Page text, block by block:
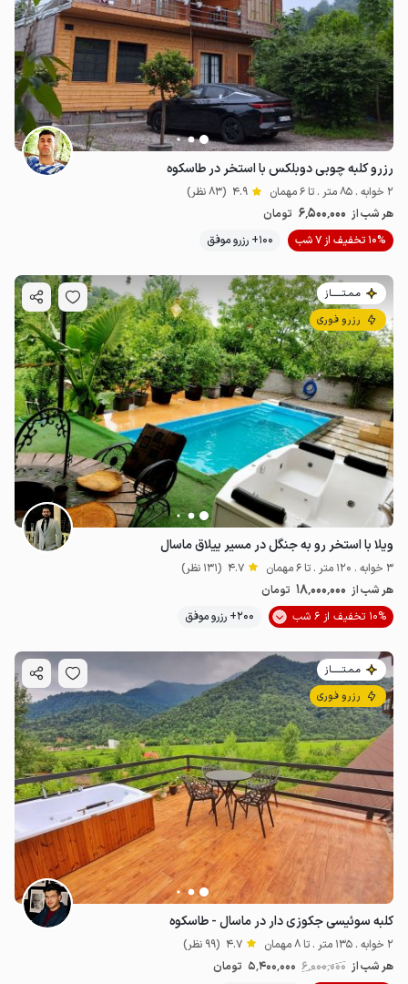
3.5میلیون ت 4.8
رزرو کلبه چوبی دوبلکس با استخر در طاسکوه
2 خوابه . 85 متر . تا 6 مهمان 4.9 (83 نظر)
هر شب از 6٬500٬000 تومان
10% تخفیف از 7 شب
100+ رزرو موفق
مـمـتــــــاز
رزرو فوری
ویلا با استخر رو به جنگل در مسیر ییلاق ماسال
3 خوابه . 120 متر . تا 6 مهمان 4.7 (131 نظر)
هر شب از 18٬000٬000 تومان
10% تخفیف از 6 شب
200+ رزرو موفق
مـمـتــــــاز
رزرو فوری
کلبه سوئیسی جکوزی دار در ماسال - طاسکوه
2 خوابه . 135 متر . تا 8 مهمان 4.7 (99 نظر)
هر شب از 6٬000٬000 5٬400٬000 تومان